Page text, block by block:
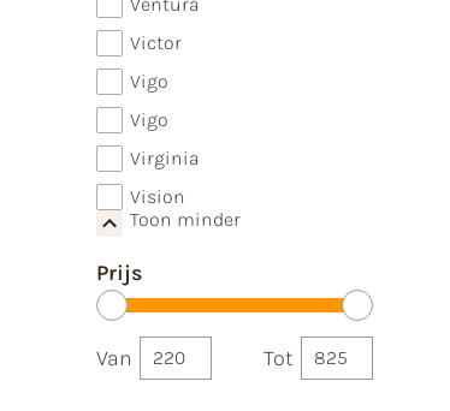
Victor
Vigo
Vigo
Virginia
Vision
Toon minder
Prijs
Van Tot